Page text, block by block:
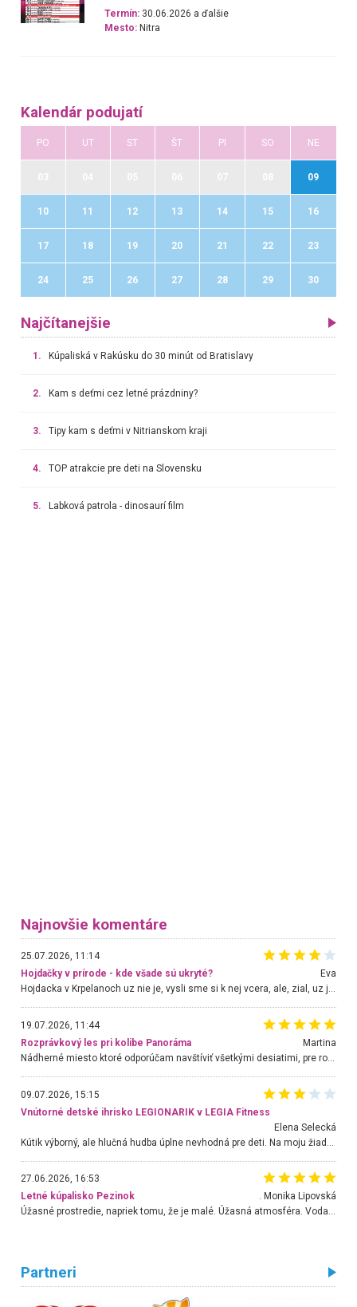
Termín: 30.06.2026 a ďalšie
Mesto: Nitra
Kalendár podujatí
PO UT ST ŠT PI SO NE
09
10 11 12 13 14 15 16
17 18 19 20 21 22 23
24 25 26 27 28 29 30
Najčítanejšie
1. Kúpaliská v Rakúsku do 30 minút od Bratislavy
2. Kam s deťmi cez letné prázdniny?
3. Tipy kam s deťmi v Nitrianskom kraji
4. TOP atrakcie pre deti na Slovensku
5. Labková patrola - dinosaurí film
Najnovšie komentáre
25.07.2026, 11:14
Hojdačky v prírode - kde všade sú ukryté?
Eva
Hojdacka v Krpelanoch uz nie je, vysli sme si k nej vcera, ale, zial, uz je znicena. Ak sem planujete cestu len kvoli hojdacke, mozete si ju usetrit. Krasny vyhlad je tu vsak aj bez hojdacky :-)
19.07.2026, 11:44
Rozprávkový les pri kolibe Panoráma
Martina
Nádherné miesto ktoré odporúčam navštíviť všetkými desiatimi, pre rodiny s deťmi, dôchodcom... Proste a jednoducho ozaj rozprávkový les.. určite ešte prídeme. Odniesli sme si na pamiatku krásne tričká,
09.07.2026, 15:15
Vnútorné detské ihrisko LEGIONARIK v LEGIA Fitness
Elena Selecká
27.06.2026, 16:53
Letné kúpalisko Pezinok
. Monika Lipovská
Úžasné prostredie, napriek tomu, že je malé. Úžasná atmosféra. Voda fantastická a nádherná. Ľudí je pomerne veľa, ale su mili a ohľaduplní. Je veľmi zaujímavé sledovať, ako dokážu spolu športovať cudzí ľudia a bez ohľadu na vek. Vládne tu pohoda. Vnuka neviem dostať z vody. Ďakujem za krásny deň . Urcite sa sem vrátim. Jediný problém je s parkovaním, ale aj ten sa mi podarilo vyriešiť. Monika Bratislava
Partneri